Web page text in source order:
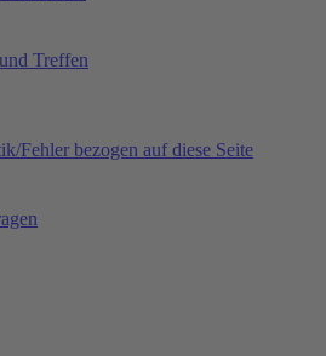
Treffen
bezogen auf diese Seite